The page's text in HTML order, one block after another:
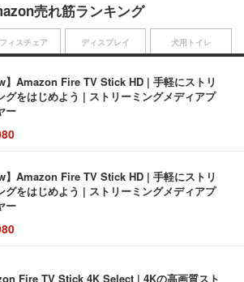
売れ筋ランキング
】Amazon Fire TV Stick HD | 手軽にストリ
グをはじめよう | ストリーミングメディアプ
ー
】Amazon Fire TV Stick HD | 手軽にストリ
グをはじめよう | ストリーミングメディアプ
ー
Fire TV Stick 4K Select | 4Kの高画質スト
ィスチェア ディスプレイ 犬用トイレ